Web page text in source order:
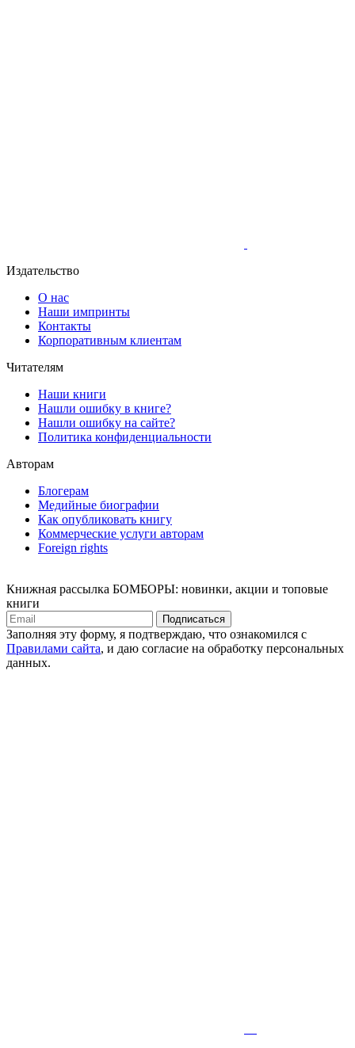
Издательство
О нас
Наши импринты
Контакты
Корпоративным клиентам
Читателям
Наши книги
Нашли ошибку в книге?
Нашли ошибку на сайте?
Политика конфиденциальности
Авторам
Блогерам
Медийные биографии
Как опубликовать книгу
Коммерческие услуги авторам
Foreign rights
Книжная рассылка БОМБОРЫ: новинки, акции и топовые
книги
Подписаться
Заполняя эту форму, я подтверждаю, что ознакомился с
Правилами сайта, и даю согласие на обработку персональных
данных.